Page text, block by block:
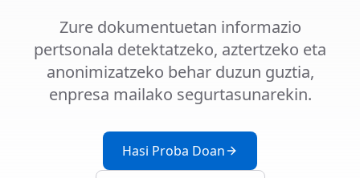
Zure dokumentuetan informazio
pertsonala detektatzeko, aztertzeko eta
anonimizatzeko behar duzun guztia,
enpresa mailako segurtasunarekin.
Hasi Proba Doan